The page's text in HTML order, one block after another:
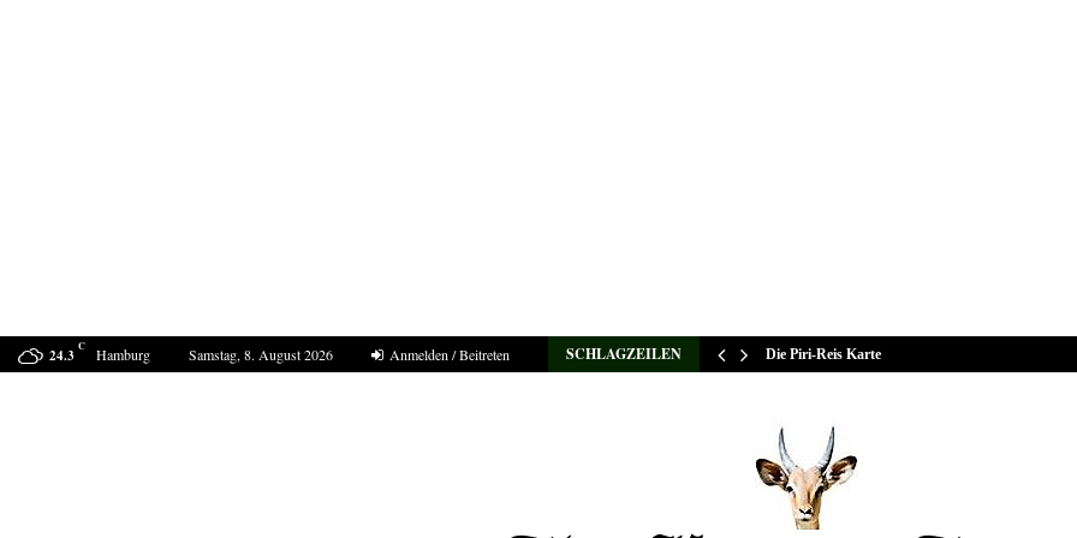
24.3 C Hamburg Samstag, 8. August 2026 Anmelden / Beitreten SCHLAGZEILEN
Mordfall Weimar- 40 Jahre und kein Ende Die Piri-Reis Karte